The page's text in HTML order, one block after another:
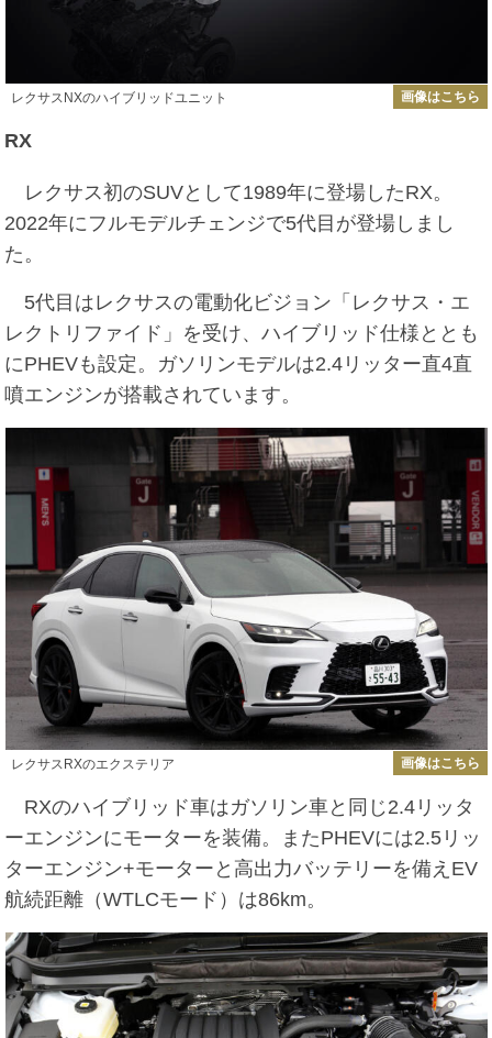
レクサスNXのハイブリッドユニット 画像はこちら
RX
レクサス初のSUVとして1989年に登場したRX。
2022年にフルモデルチェンジで5代目が登場しまし
た。
5代目はレクサスの電動化ビジョン「レクサス・エ
レクトリファイド」を受け、ハイブリッド仕様ととも
にPHEVも設定。ガソリンモデルは2.4リッター直4直
噴エンジンが搭載されています。
レクサスRXのエクステリア 画像はこちら
RXのハイブリッド車はガソリン車と同じ2.4リッタ
ーエンジンにモーターを装備。またPHEVには2.5リッ
ターエンジン+モーターと高出力バッテリーを備えEV
航続距離（WTLCモード）は86km。